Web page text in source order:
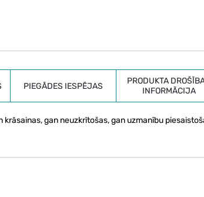
PIEGĀDES IESPĒJAS
PRODUKTA
INFORMĀCIJA
gan neuzkrītošas, gan uzmanību